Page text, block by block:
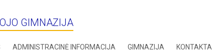
GIMNAZIJA
ADMINISTRACINĖ INFORMACIJA GIMNAZIJA KONTAKTAI